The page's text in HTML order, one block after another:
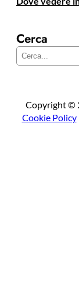
Cerca
Copyright ©
Cookie Policy